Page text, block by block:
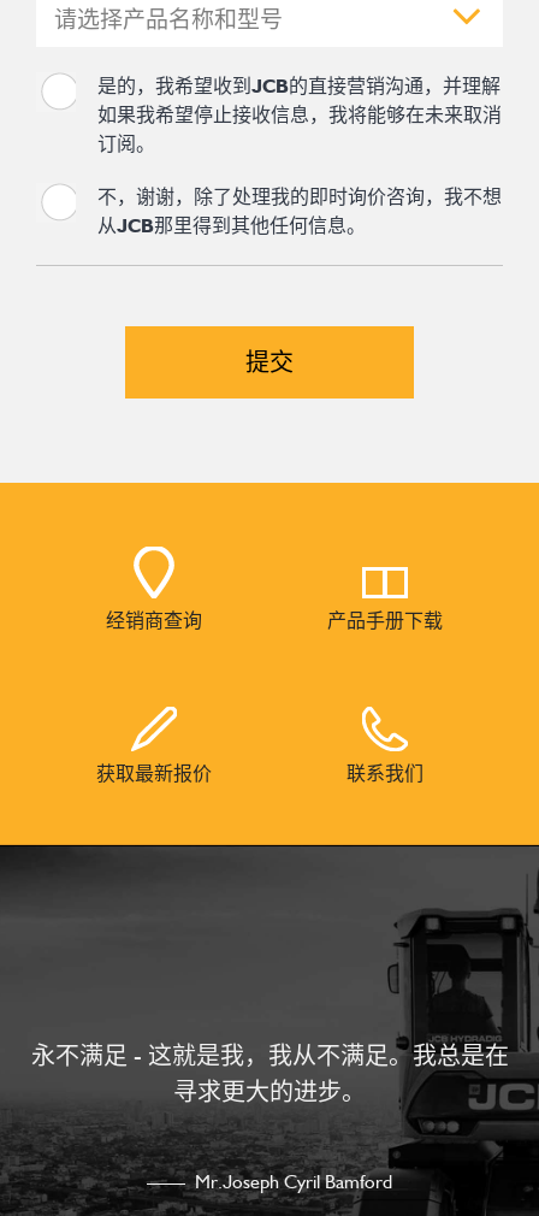
请选择产品名称和型号
是的，我希望收到JCB的直接营销沟通，并理解
如果我希望停止接收信息，我将能够在未来取消
订阅。
不，谢谢，除了处理我的即时询价咨询，我不想
从JCB那里得到其他任何信息。
经销商查询 产品手册下载
获取最新报价 联系我们
永不满足 - 这就是我，我从不满足。我总是在
寻求更大的进步。
—— Mr.Joseph Cyril Bamford